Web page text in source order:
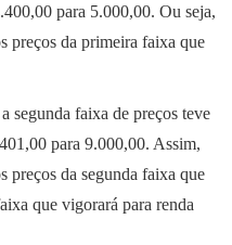
para 5.000,00. Ou seja,
preços da primeira faixa que
segunda faixa de preços teve
para 9.000,00. Assim,
preços da segunda faixa que
que vigorará para renda